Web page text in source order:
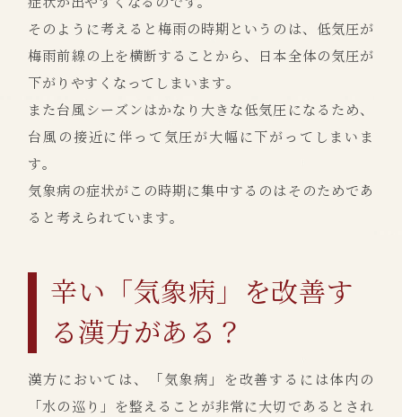
そのように考えると梅雨の時期というのは、低気圧が
梅雨前線の上を横断することから、日本全体の気圧が
下がりやすくなってしまいます。
また台風シーズンはかなり大きな低気圧になるため、
台風の接近に伴って気圧が大幅に下がってしまいま
す。
気象病の症状がこの時期に集中するのはそのためであ
ると考えられています。
辛い「気象病」を改善す
る漢方がある？
漢方においては、「気象病」を改善するには体内の
「水の巡り」を整えることが非常に大切であるとされ